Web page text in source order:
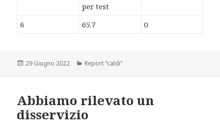
per test
6 65.7 0
Scritto
29 Giugno 2022 Categorie
Report "caldi"
Abbiamo rilevato un
disservizio